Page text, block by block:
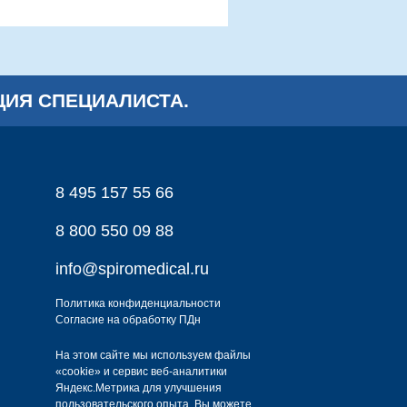
СПЕЦИАЛИСТА.
8 495 157 55 66
8 800 550 09 88
info@spiromedical.ru
Политика конфиденциальности
Согласие на обработку ПДн
На этом сайте мы используем файлы
«cookie» и сервис веб-аналитики
Яндекс.Метрика для улучшения
пользовательского опыта. Вы можете